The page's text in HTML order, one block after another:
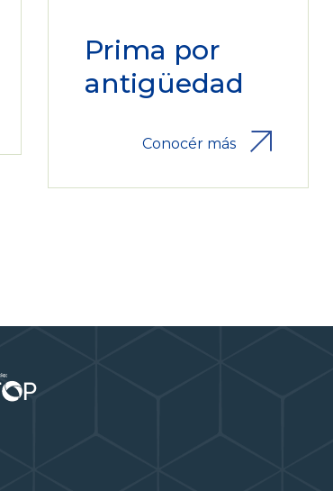
Prima por
antigüedad
Conocér más